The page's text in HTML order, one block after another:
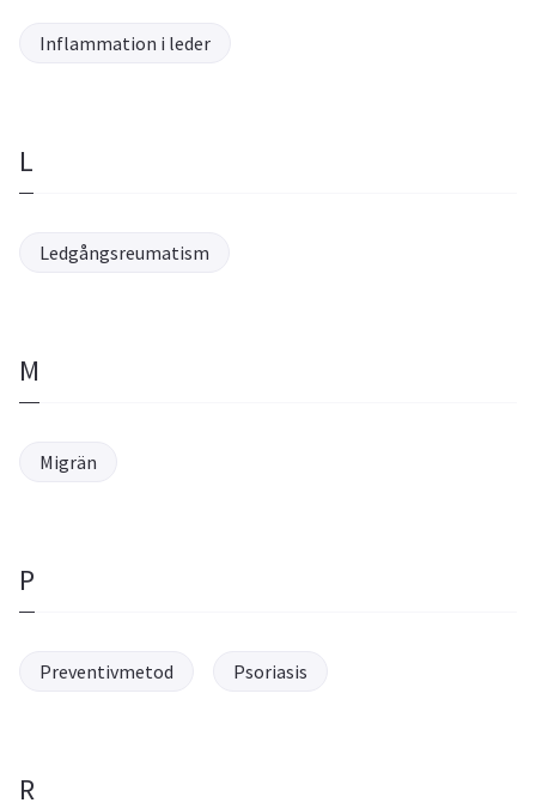
Inflammation i leder
L
Ledgångsreumatism
M
Migrän
P
Preventivmetod Psoriasis
R